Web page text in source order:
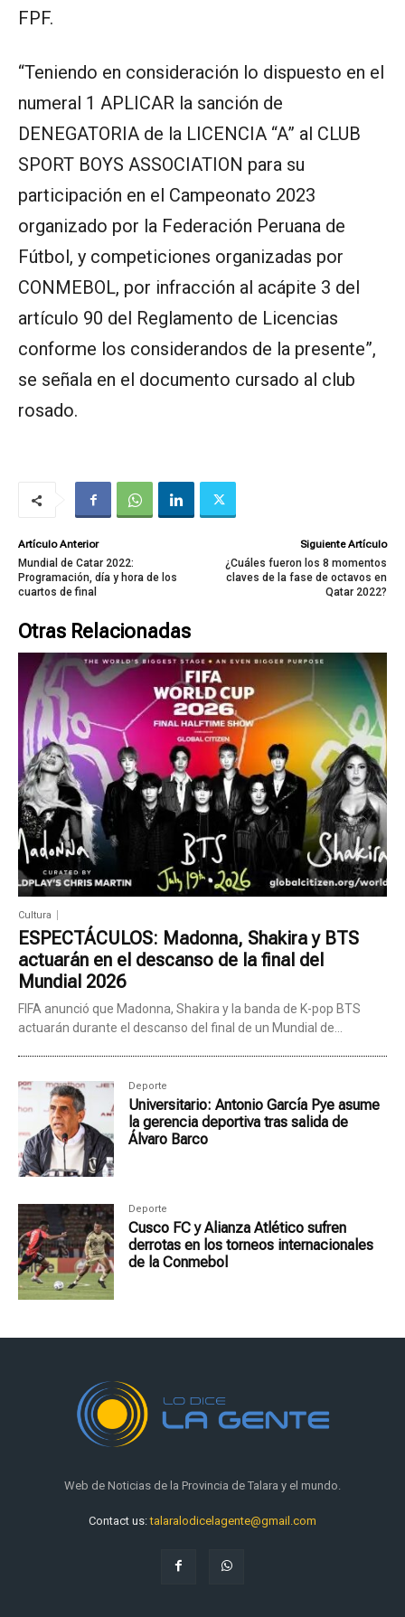
FPF.
“Teniendo en consideración lo dispuesto en el
numeral 1 APLICAR la sanción de
DENEGATORIA de la LICENCIA “A” al CLUB
SPORT BOYS ASSOCIATION para su
participación en el Campeonato 2023
organizado por la Federación Peruana de
Fútbol, y competiciones organizadas por
CONMEBOL, por infracción al acápite 3 del
artículo 90 del Reglamento de Licencias
conforme los considerandos de la presente”,
se señala en el documento cursado al club
rosado.
Artículo Anterior
Mundial de Catar 2022:
Programación, día y hora de los
cuartos de final
Siguiente Artículo
¿Cuáles fueron los 8 momentos
claves de la fase de octavos en
Qatar 2022?
Otras Relacionadas
Cultura
ESPECTÁCULOS: Madonna, Shakira y BTS
actuarán en el descanso de la final del
Mundial 2026
FIFA anunció que Madonna, Shakira y la banda de K-pop BTS
actuarán durante el descanso del final de un Mundial de...
Deporte
Universitario: Antonio García Pye asume
la gerencia deportiva tras salida de
Álvaro Barco
Deporte
Cusco FC y Alianza Atlético sufren
derrotas en los torneos internacionales
de la Conmebol
Web de Noticias de la Provincia de Talara y el mundo.
Contact us:talaralodicelagente@gmail.com